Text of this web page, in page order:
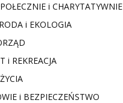
i CHARYTATYWNIE
i EKOLOGIA
i REKREACJA
i BEZPIECZEŃSTWO